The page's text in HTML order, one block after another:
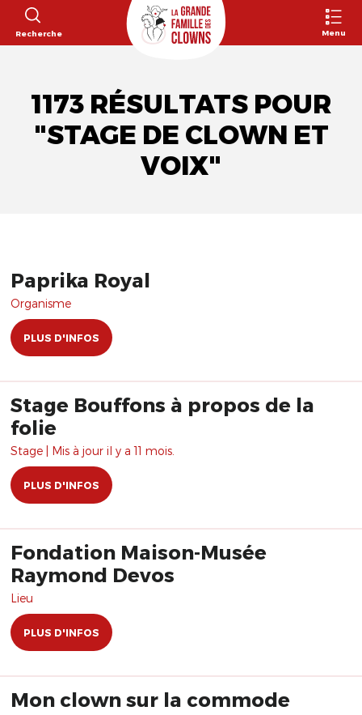
Recherche Menu
1173 RÉSULTATS POUR
"STAGE DE CLOWN ET
VOIX"
Paprika Royal
Organisme
PLUS D'INFOS
Stage Bouffons à propos de la
folie
Stage | Mis à jour il y a 11 mois.
PLUS D'INFOS
Fondation Maison-Musée
Raymond Devos
Lieu
PLUS D'INFOS
Mon clown sur la commode